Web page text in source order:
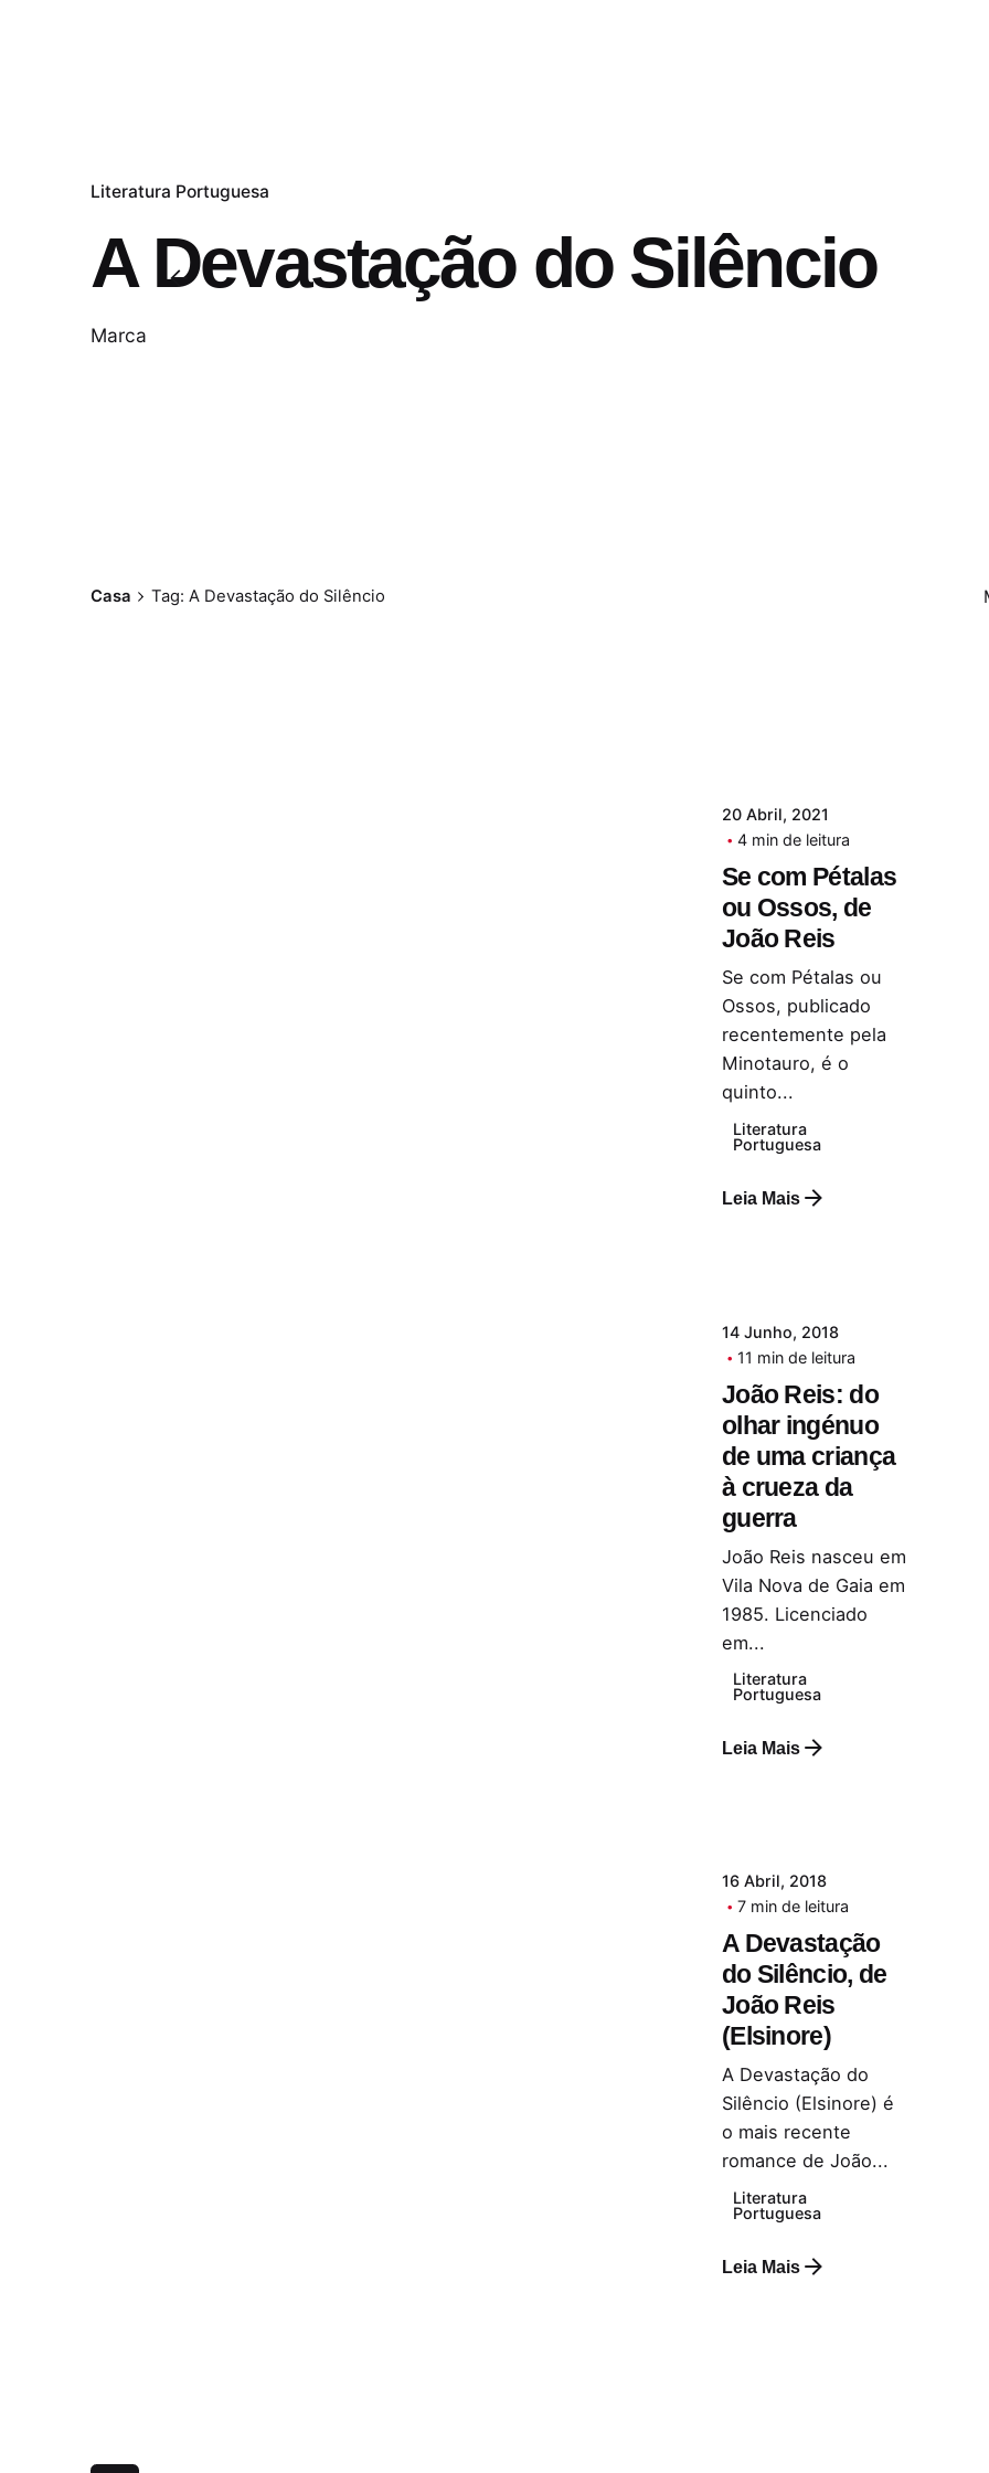
Literatura Portuguesa
A Devastação do Silêncio
Marca
Casa Tag: A Devastação do Silêncio
20 Abril, 2021
4 min de leitura
Se com Pétalas
ou Ossos, de
João Reis
Se com Pétalas ou
Ossos, publicado
recentemente pela
Minotauro, é o
quinto...
Literatura
Portuguesa
Leia Mais
14 Junho, 2018
11 min de leitura
João Reis: do
olhar ingénuo
de uma criança
à crueza da
guerra
João Reis nasceu em
Vila Nova de Gaia em
1985. Licenciado
em...
Literatura
Portuguesa
Leia Mais
16 Abril, 2018
7 min de leitura
A Devastação
do Silêncio, de
João Reis
(Elsinore)
A Devastação do
Silêncio (Elsinore) é
o mais recente
romance de João...
Literatura
Portuguesa
Leia Mais